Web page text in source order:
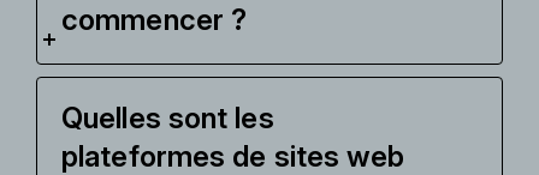
commencer ?
Quelles sont les
plateformes de sites web